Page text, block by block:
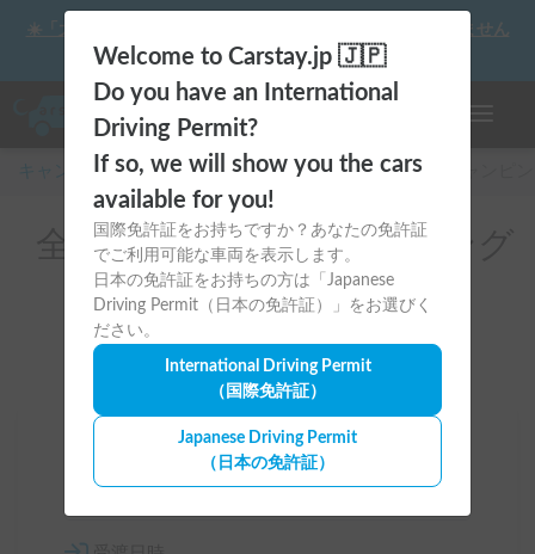
Welcome to Carstay.jp 🇯🇵
Do you have an International
Driving Permit?
If so, we will show you the cars
available for you!
国際免許証をお持ちですか？あなたの免許証
でご利用可能な車両を表示します。
日本の免許証をお持ちの方は「Japanese
Driving Permit（日本の免許証）」をお選びく
ださい。
International Driving Permit
（国際免許証）
Japanese Driving Permit
（日本の免許証）
☀️「大曲の花火」をキャンピングカーで最高の思い出にしません
か？
キャンピングカー・車中泊スポット予約はCarstay
全国のレンタルキャンピング
カー(タープあり)
全国